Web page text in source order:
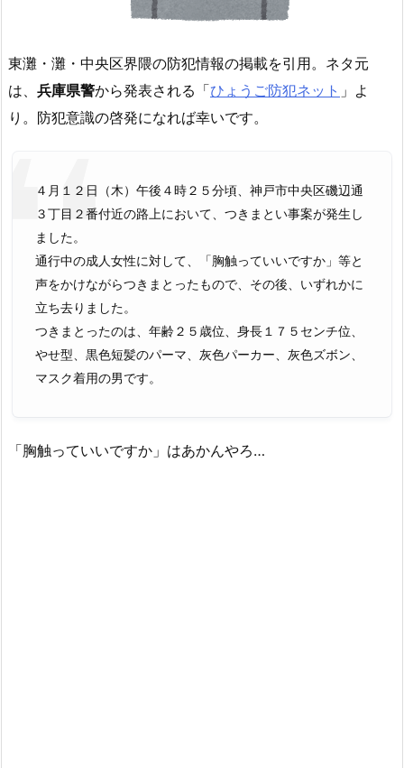
東灘・灘・中央区界隈の防犯情報の掲載を引用。ネタ元
は、 兵庫県警から発表される「ひょうご防犯ネット 」よ
り。防犯意識の啓発になれば幸いです。
４月１２日（木）午後４時２５分頃、神戸市中央区磯辺通
３丁目２番付近の路上において、つきまとい事案が発生し
ました。
通行中の成人女性に対して、「胸触っていいですか」等と
声をかけながらつきまとったもので、その後、いずれかに
立ち去りました。
つきまとったのは、年齢２５歳位、身長１７５センチ位、
やせ型、黒色短髪のパーマ、灰色パーカー、灰色ズボン、
マスク着用の男です。
「胸触っていいですか」はあかんやろ…